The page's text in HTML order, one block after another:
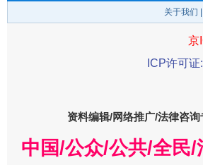
关于我们
京
ICP许可
资料编辑/网络推广/法律咨询
中国/公众/公共/全民